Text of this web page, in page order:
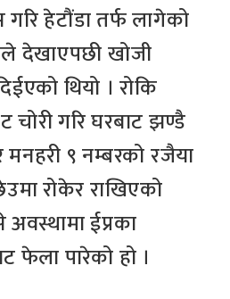
हेटौंडा तर्फ लागेको
देखाएपछी खोजी
थियो । रोकि
चोरी गरि घरबाट झण्डै
९ नम्बरको रजैया
रोकेर राखिएको
ईप्रका
फेला पारेको हो ।